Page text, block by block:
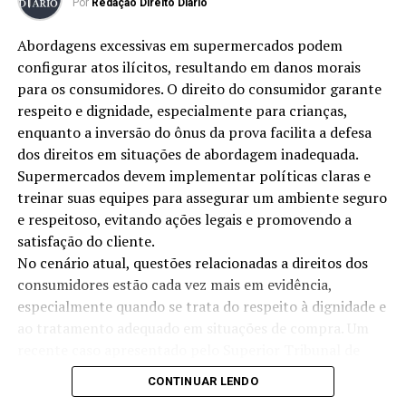
consumidores. Este código tem como principal objetivo
garantir que todos os consumidores tenham acesso a
informações claras e precisas sobre os produtos e
serviços que estão adquirindo. Além disso, ele estabelece
as responsabilidades dos fornecedores e assegura que os
consumidores sejam tratados de forma justa.
Um dos princípios fundamentais do CDC é a
transparência. Os consumidores devem ser informados
sobre as características dos produtos, bem como sobre
os riscos associados a sua utilização. Por exemplo, se um
carro vendido apresenta um histórico de defeitos, a loja
deve divulgar essa informação ao consumidor antes da
compra.
por qualquer defeito que o produto possa apresentar,
mesmo após a venda. Isso inclui não apenas produtos
Por Redação Direito Diário
Abordagens excessivas em supermercados podem
configurar atos ilícitos, resultando em danos morais
para os consumidores. O direito do consumidor garante
respeito e dignidade, especialmente para crianças,
enquanto a inversão do ônus da prova facilita a defesa
dos direitos em situações de abordagem inadequada.
Supermercados devem implementar políticas claras e
treinar suas equipes para assegurar um ambiente seguro
e respeitoso, evitando ações legais e promovendo a
satisfação do cliente.
No cenário atual, questões relacionadas a direitos dos
consumidores estão cada vez mais em evidência,
especialmente quando se trata do respeito à dignidade e
Justiça (STJ) trouxe à tona a discussão sobre abordagem
excessiva de seguranças em supermercados, que gerou
CONTINUAR LENDO